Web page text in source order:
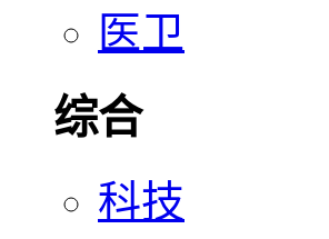
医卫
综合
科技